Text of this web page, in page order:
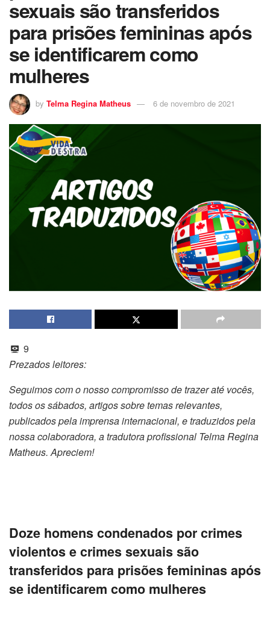
sexuais são transferidos
para prisões femininas após
se identificarem como
mulheres
by Telma Regina Matheus 6 de novembro de 2021
9
Prezados leitores:
Seguimos com o nosso compromisso de trazer até vocês,
todos os sábados, artigos sobre temas relevantes,
publicados pela imprensa internacional, e traduzidos pela
nossa colaboradora, a tradutora profissional Telma Regina
Matheus. Apreciem!
Doze homens condenados por crimes
violentos e crimes sexuais são
transferidos para prisões femininas após
se identificarem como mulheres